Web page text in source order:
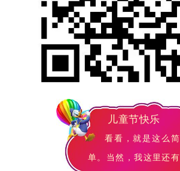
儿童节快乐
看看，就是这么简
单。当然，我这里还有